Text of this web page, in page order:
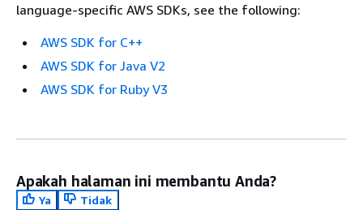
language-specific AWS SDKs, see the following:
AWS SDK for C++
AWS SDK for Java V2
AWS SDK for Ruby V3
Apakah halaman ini membantu Anda?
Ya
Tidak